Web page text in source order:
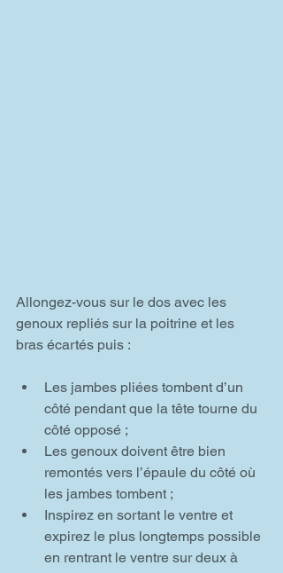
Allongez-vous sur le dos avec les
genoux repliés sur la poitrine et les
bras écartés puis :
Les jambes pliées tombent d’un
côté pendant que la tête tourne du
côté opposé ;
Les genoux doivent être bien
remontés vers l’épaule du côté où
les jambes tombent ;
Inspirez en sortant le ventre et
expirez le plus longtemps possible
en rentrant le ventre sur deux à